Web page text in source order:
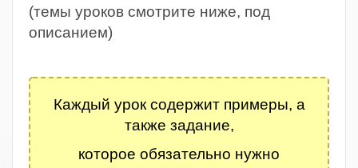
(темы уроков смотрите ниже, под
описанием)
Каждый урок содержит примеры, а
также задание,
которое обязательно нужно